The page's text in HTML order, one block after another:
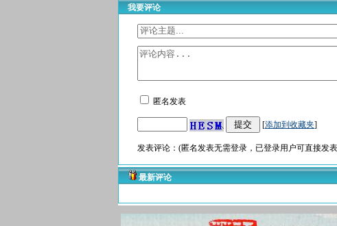
我要评论
匿名发表
[添加到收藏夹]
发表评论：(匿名发表无需登录，已登录用户可直接发
最新评论